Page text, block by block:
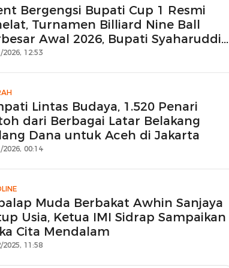
Bergengsi Bupati Cup 1 Resmi
Turnamen Billiard Nine Ball
Awal 2026, Bupati Syaharuddin:
Player Diharap Junjung Tinggi Nilai
2026, 12:53
Lintas Budaya, 1.520 Penari
dari Berbagai Latar Belakang
Dana untuk Aceh di Jakarta
2026, 00:14
Muda Berbakat Awhin Sanjaya
Usia, Ketua IMI Sidrap Sampaikan
Cita Mendalam
2025, 11:58